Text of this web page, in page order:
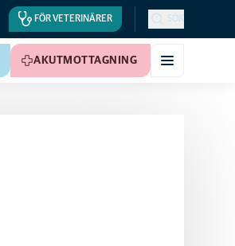
FÖR VETERINÄRER SÖK
AKUTMOTTAGNING